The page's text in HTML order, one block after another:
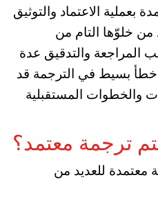
بعملية الاعتماد والتوثيق
من خلوّها التام من
المراجعة والتدقيق عدة
بسيط في الترجمة قد
والخطوات المستقبلية
ترجمة معتمد؟
معتمدة للعديد من